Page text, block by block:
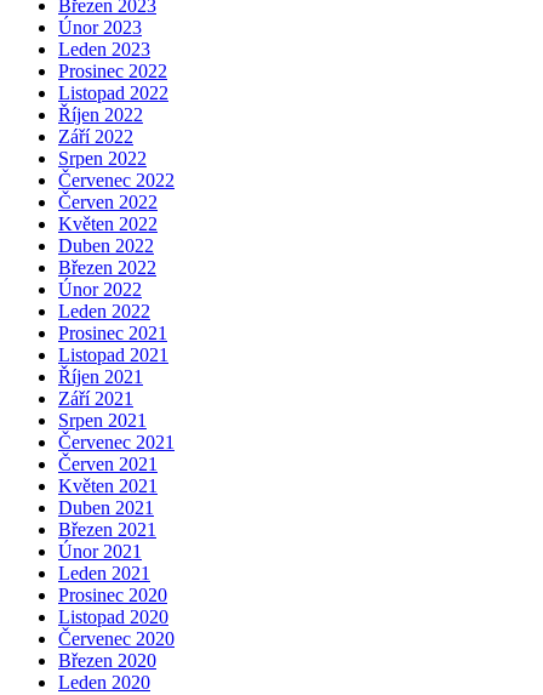
Březen 2023
Únor 2023
Leden 2023
Prosinec 2022
Listopad 2022
Říjen 2022
Září 2022
Srpen 2022
Červenec 2022
Červen 2022
Květen 2022
Duben 2022
Březen 2022
Únor 2022
Leden 2022
Prosinec 2021
Listopad 2021
Říjen 2021
Září 2021
Srpen 2021
Červenec 2021
Červen 2021
Květen 2021
Duben 2021
Březen 2021
Únor 2021
Leden 2021
Prosinec 2020
Listopad 2020
Červenec 2020
Březen 2020
Leden 2020